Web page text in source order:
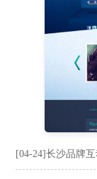
[04-24]长沙品牌